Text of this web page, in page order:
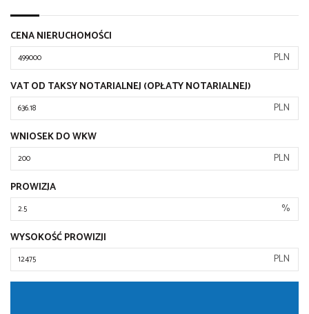
CENA NIERUCHOMOŚCI
PLN
VAT OD TAKSY NOTARIALNEJ (OPŁATY NOTARIALNEJ)
PLN
WNIOSEK DO WKW
PLN
PROWIZJA
%
WYSOKOŚĆ PROWIZJI
PLN